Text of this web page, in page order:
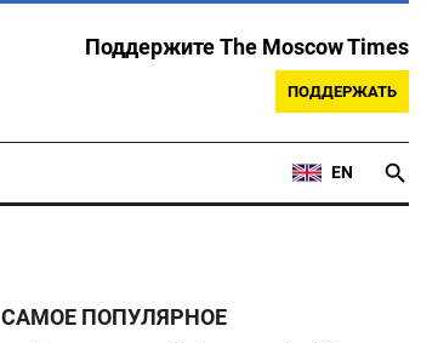
Поддержите The Moscow Times
ПОДДЕРЖАТЬ
EN
САМОЕ ПОПУЛЯРНОЕ